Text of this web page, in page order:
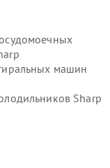
машин
Sharp